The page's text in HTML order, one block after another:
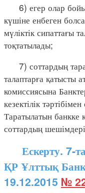
6) егер олар
күшіне енбеген
мүліктік сипаттағы
тоқтатылады;
7) соттардың
талаптарға қатысты
комиссиясына
кезектілік
Таратылатын банкке
соттардың
Ескерту. 7-
ҚР Ұлттық
19.12.2015 №